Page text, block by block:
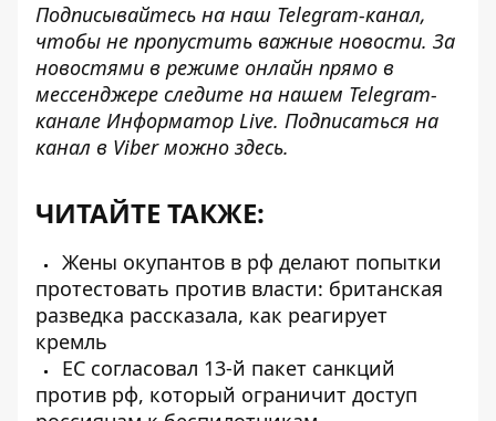
Подписывайтесь на наш Telegram-канал,
чтобы не пропустить важные новости. За
новостями в режиме онлайн прямо в
мессенджере следите на нашем Telegram-
канале Информатор Live. Подписаться на
канал в Viber можно здесь.
ЧИТАЙТЕ ТАКЖЕ:
Жены окупантов в рф делают попытки
протестовать против власти: британская
разведка рассказала, как реагирует
кремль
ЕС согласовал 13-й пакет санкций
против рф, который ограничит доступ